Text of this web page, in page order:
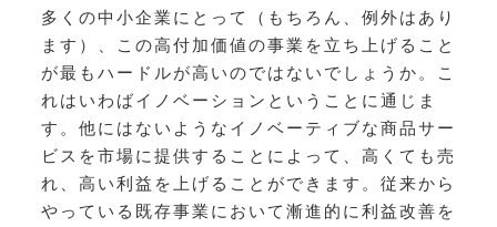
多くの中小企業にとって（もちろん、例外はあり
ます）、この高付加価値の事業を立ち上げること
が最もハードルが高いのではないでしょうか。こ
れはいわばイノベーションということに通じま
す。他にはないようなイノベーティブな商品サー
ビスを市場に提供することによって、高くても売
れ、高い利益を上げることができます。従来から
やっている既存事業において漸進的に利益改善を